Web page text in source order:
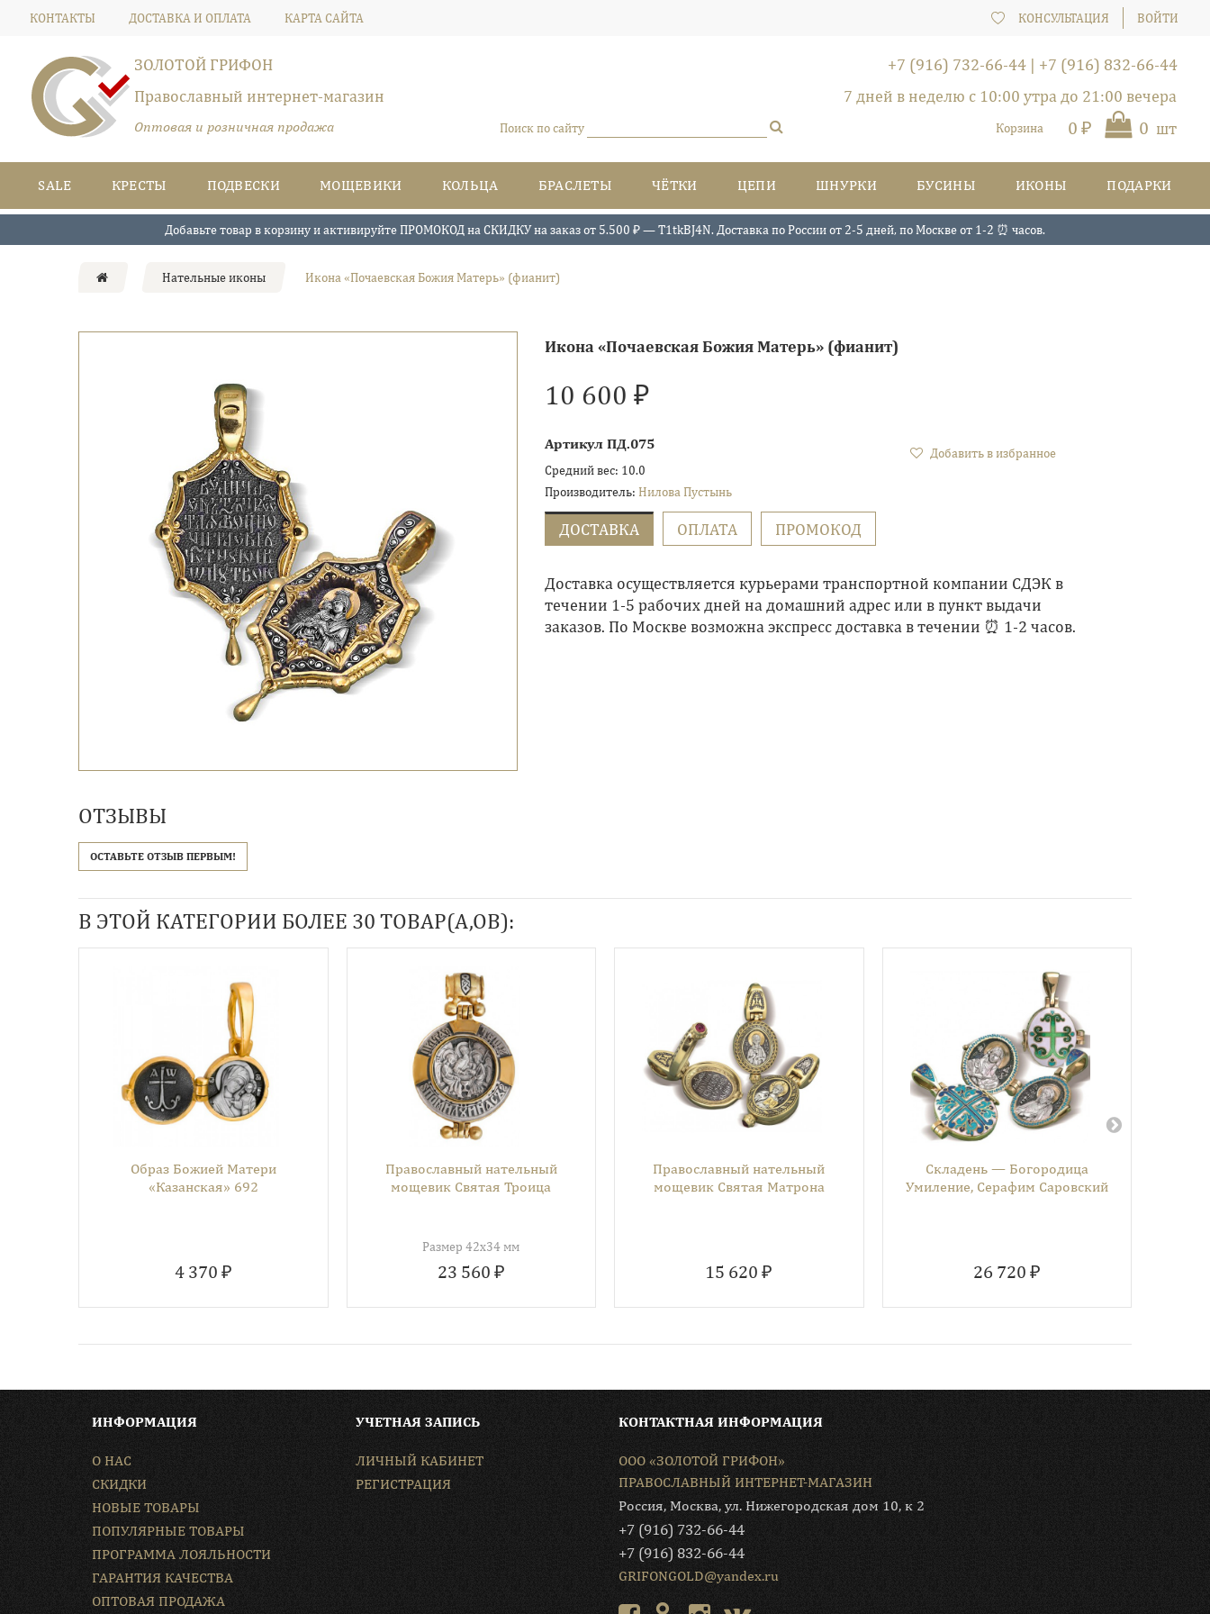
ВОЙТИ
КОНСУЛЬТАЦИЯ
КОНТАКТЫ ДОСТАВКА И ОПЛАТА КАРТА САЙТА
ЗОЛОТОЙ ГРИФОН
Православный интернет-магазин
Оптовая и розничная продажа Поиск по сайту
+7 (916) 732-66-44 | +7 (916) 832-66-44
7 дней в неделю с 10:00 утра до 21:00 вечера
Корзина 0 ₽ 0 шт
SALE КРЕСТЫ ПОДВЕСКИ МОЩЕВИКИ КОЛЬЦА БРАСЛЕТЫ ЧЁТКИ ЦЕПИ ШНУРКИ БУСИНЫ ИКОНЫ ПОДАРКИ
Добавьте товар в корзину и активируйте ПРОМОКОД на СКИДКУ на заказ от 5.500 ₽ — T1tkBJ4N. Доставка по России от 2-5 дней, по Москве от 1-2 ⏰ часов.
Нательные иконы Икона «Почаевская Божия Матерь» (фианит)
Икона «Почаевская Божия Матерь» (фианит)
10 600 ₽
Артикул ПД.075
Средний вес: 10.0
Производитель: Нилова Пустынь
Добавить в избранное
ДОСТАВКА ОПЛАТА ПРОМОКОД
Доставка осуществляется курьерами транспортной компании СДЭК в
течении 1-5 рабочих дней на домашний адрес или в пункт выдачи
заказов. По Москве возможна экспресс доставка в течении ⏰ 1-2 часов.
ОТЗЫВЫ
ОСТАВЬТЕ ОТЗЫВ ПЕРВЫМ!
В ЭТОЙ КАТЕГОРИИ БОЛЕЕ 30 ТОВАР(А,ОВ):
Образ Божией Матери
«Казанская» 692
4 370 ₽
Православный нательный
мощевик Святая Троица
Размер 42х34 мм
23 560 ₽
Православный нательный
мощевик Святая Матрона
15 620 ₽
Складень — Богородица
Умиление, Серафим Саровский
26 720 ₽
ИНФОРМАЦИЯ
О НАС
СКИДКИ
НОВЫЕ ТОВАРЫ
ПОПУЛЯРНЫЕ ТОВАРЫ
ПРОГРАММА ЛОЯЛЬНОСТИ
ГАРАНТИЯ КАЧЕСТВА
ОПТОВАЯ ПРОДАЖА
УЧЕТНАЯ ЗАПИСЬ
ЛИЧНЫЙ КАБИНЕТ
РЕГИСТРАЦИЯ
КОНТАКТНАЯ ИНФОРМАЦИЯ
ООО «ЗОЛОТОЙ ГРИФОН»
ПРАВОСЛАВНЫЙ ИНТЕРНЕТ-МАГАЗИН
Россия, Москва, ул. Нижегородская дом 10, к 2
+7 (916) 732-66-44
+7 (916) 832-66-44
GRIFONGOLD@уandex.ru